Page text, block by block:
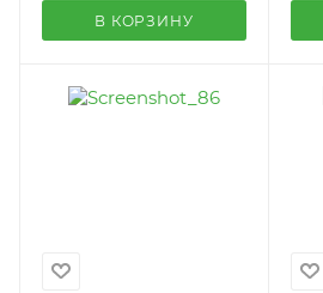
В КОРЗИНУ